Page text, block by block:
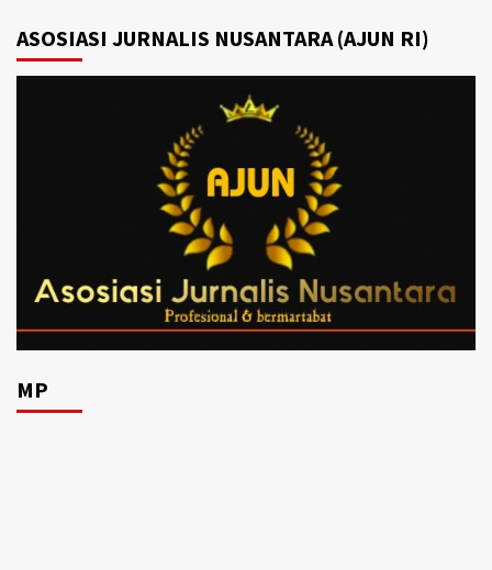
ASOSIASI JURNALIS NUSANTARA (AJUN RI)
MP